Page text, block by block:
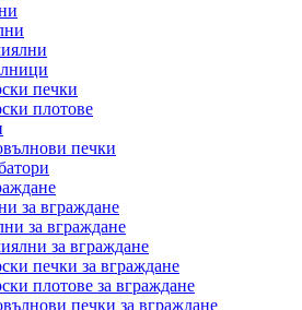
печки
плотове
печки
за вграждане
за вграждане
за вграждане
печки за вграждане
плотове за вграждане
печки за вграждане